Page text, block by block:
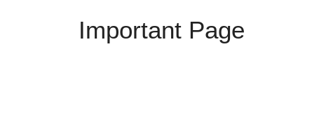
Important Page